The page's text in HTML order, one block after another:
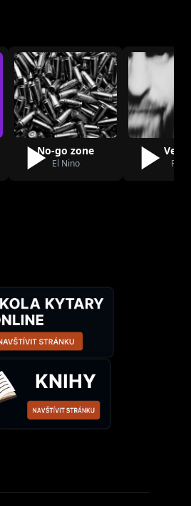
No-go zone
El Nino Rest